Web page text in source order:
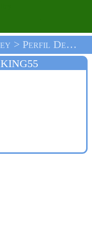
Comunidad ZooValley > Perfil De King55 > Inicio